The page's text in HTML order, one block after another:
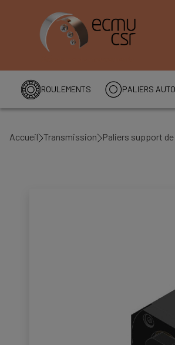
ROULEMENTS PALIERS
Accueil Transmission Paliers support